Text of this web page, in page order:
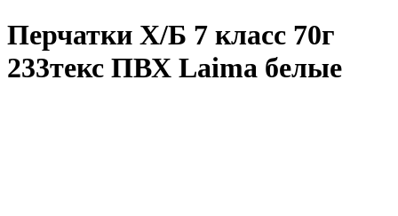
Перчатки Х/Б 7 класс 70г
233текс ПВХ Laima белые